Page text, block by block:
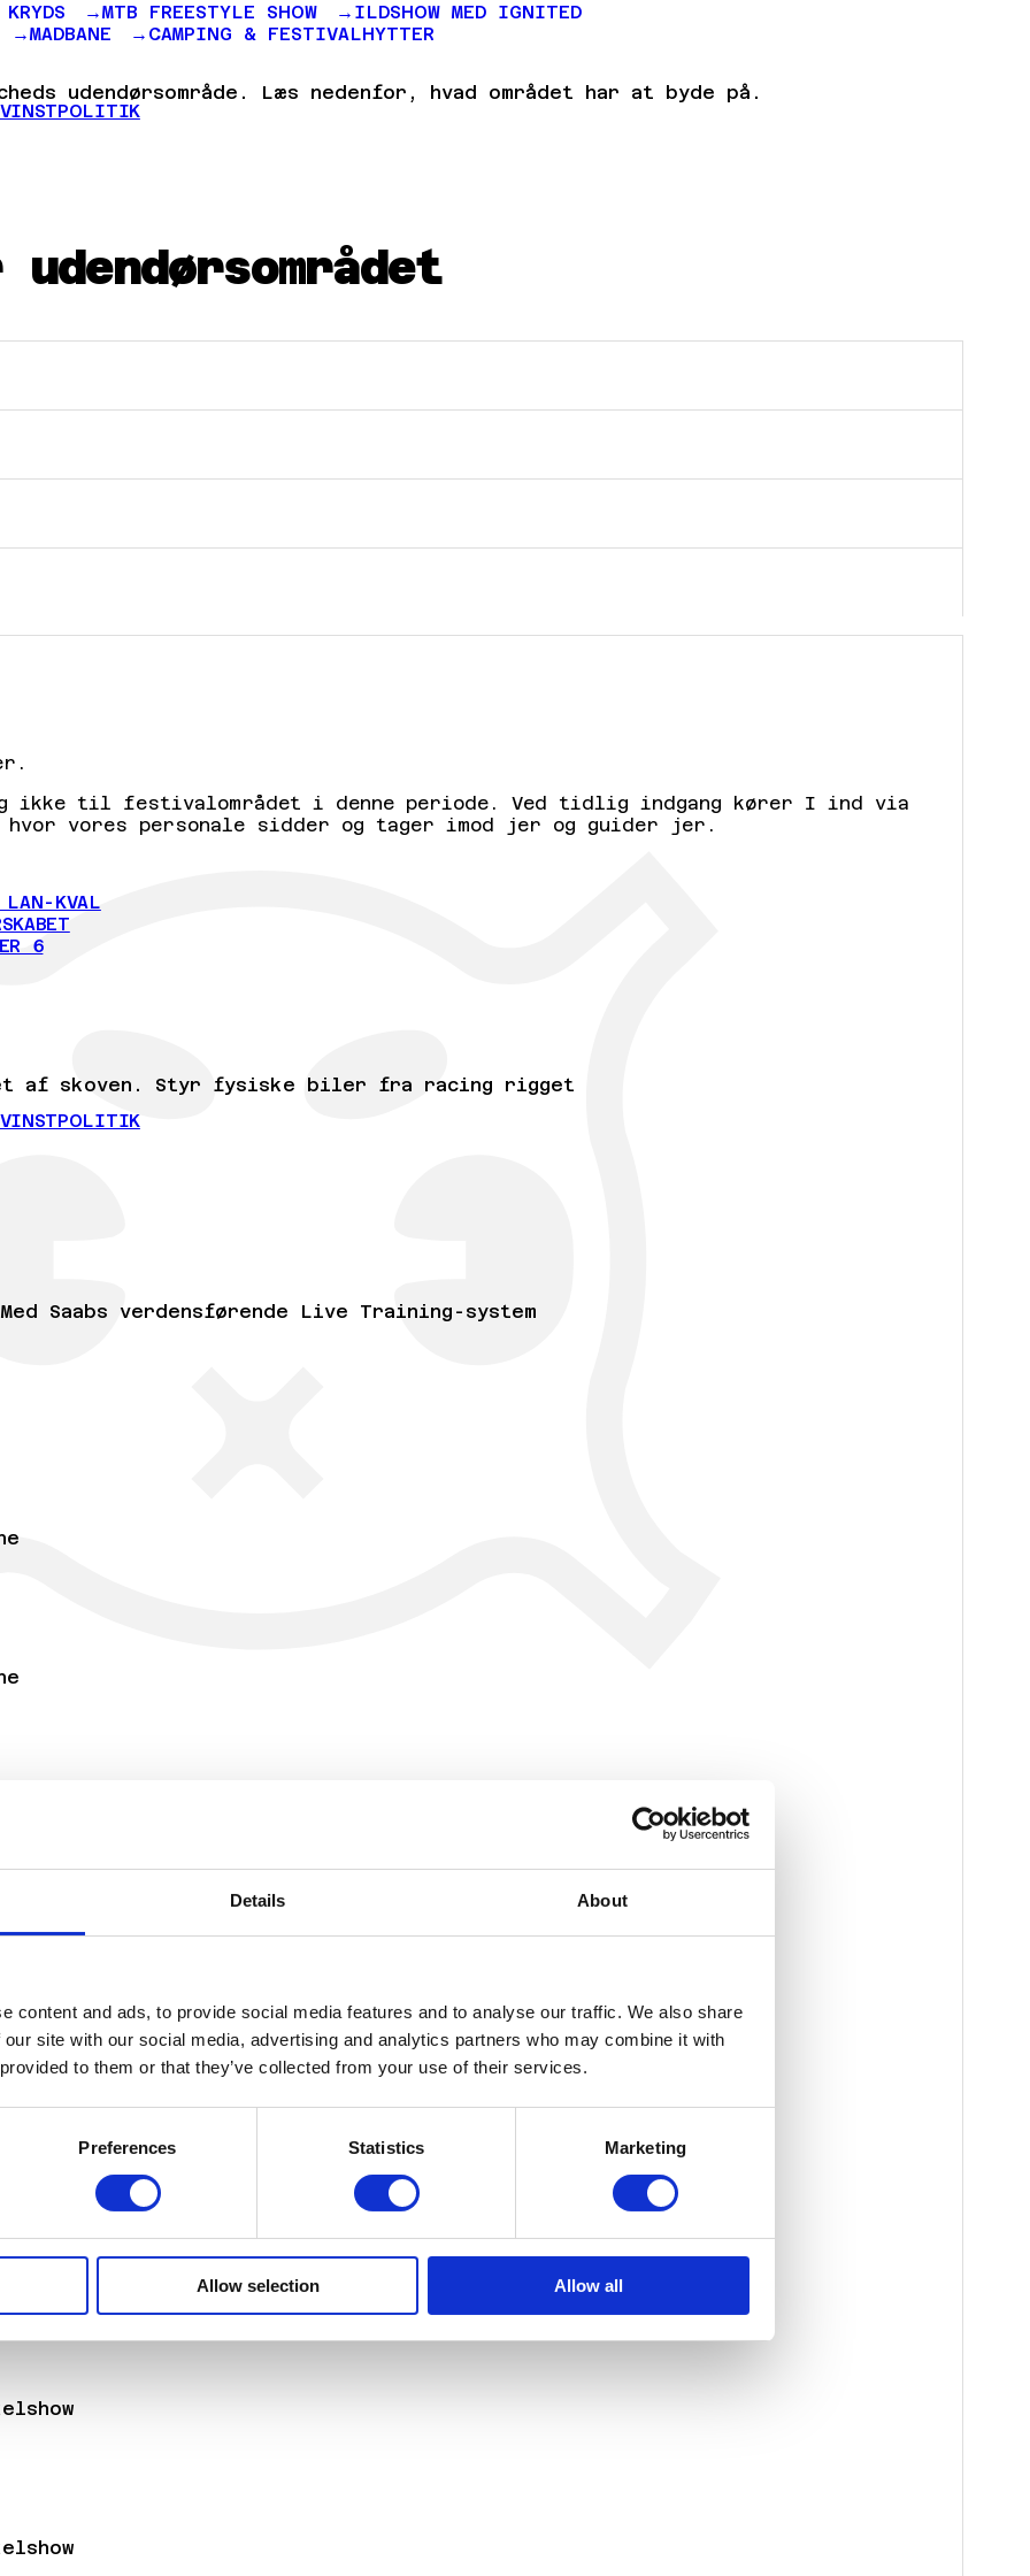
Details About
content and ads, to provide social media features and to analyse our traffic. We also share
site with our social media, advertising and analytics partners who may combine it with
to them or that they’ve collected from your use of their services.
Preferences Statistics Marketing
Allow selection Allow all
LAN-KVAL
6
MTB FREESTYLE SHOW
ILDSHOW MED IGNITED
MADBANE CAMPING & FESTIVALHYTTER
udendørsområde. Læs nedenfor, hvad området har at byde på.
og ikke til festivalområdet i denne periode. Ved tidlig indgang kører I ind via
hvor vores personale sidder og tager imod jer og guider jer.
af skoven. Styr fysiske biler fra racing rigget
Saabs verdensførende Live Training-system
Saabs verdensførende Live Training-system
af skoven. Styr fysiske biler fra racing rigget